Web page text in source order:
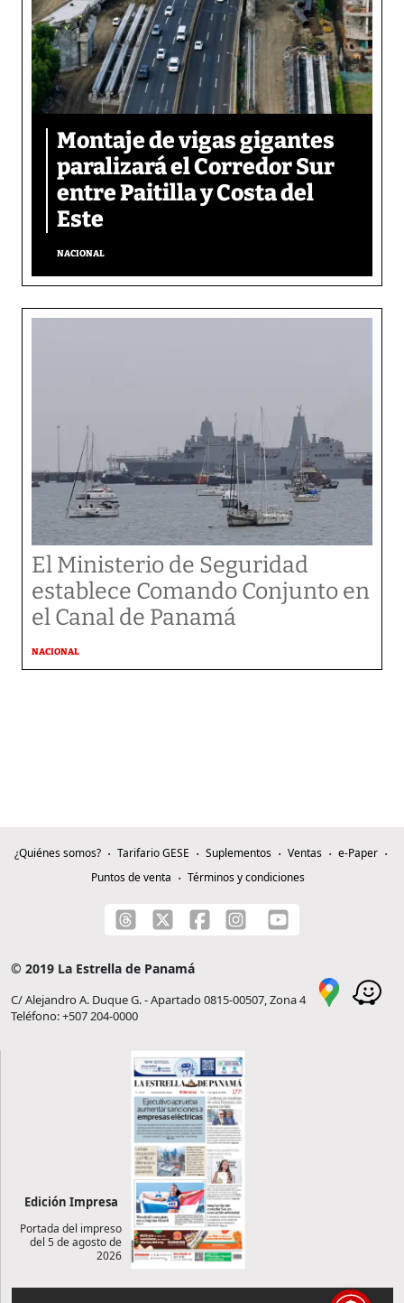
Montaje de vigas gigantes
paralizará el Corredor Sur
entre Paitilla y Costa del
Este
NACIONAL
El Ministerio de Seguridad
establece Comando Conjunto en
el Canal de Panamá
NACIONAL
¿Quiénes somos? Tarifario GESE Suplementos Ventas
e-Paper
Puntos de venta
Términos y condiciones
© 2019 La Estrella de Panamá
C/ Alejandro A. Duque G. - Apartado 0815-00507, Zona 4
Teléfono: +507 204-0000
Edición Impresa
Portada del impreso
del 5 de agosto de
2026